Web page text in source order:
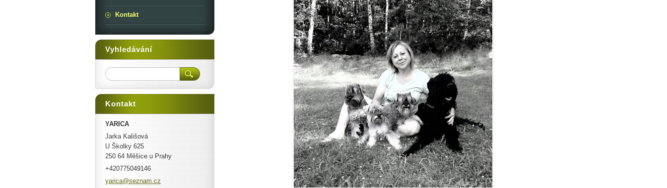
Kontakt
Vyhledávání
Kontakt
YARICA
Jarka Kališová
U Školky 625
250 64 Měšice u Prahy
+420775049146
yarica@seznam.cz